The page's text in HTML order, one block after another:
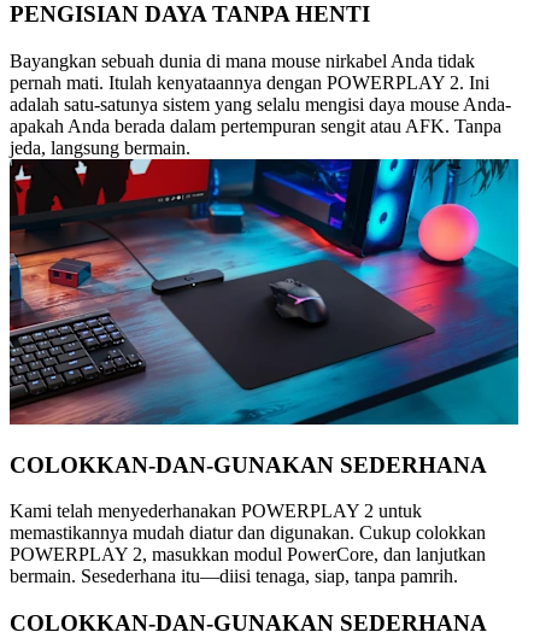
PENGISIAN DAYA TANPA HENTI
Bayangkan sebuah dunia di mana mouse nirkabel Anda tidak
pernah mati. Itulah kenyataannya dengan POWERPLAY 2. Ini
adalah satu-satunya sistem yang selalu mengisi daya mouse Anda-
apakah Anda berada dalam pertempuran sengit atau AFK. Tanpa
jeda, langsung bermain.
COLOKKAN-DAN-GUNAKAN SEDERHANA
Kami telah menyederhanakan POWERPLAY 2 untuk
memastikannya mudah diatur dan digunakan. Cukup colokkan
POWERPLAY 2, masukkan modul PowerCore, dan lanjutkan
bermain. Sesederhana itu—diisi tenaga, siap, tanpa pamrih.
COLOKKAN-DAN-GUNAKAN SEDERHANA